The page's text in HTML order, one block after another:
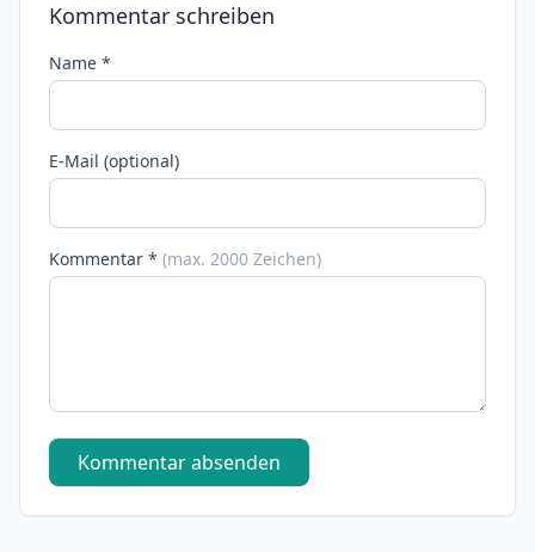
Kommentar schreiben
Name *
E-Mail (optional)
Kommentar * (max. 2000 Zeichen)
Kommentar absenden